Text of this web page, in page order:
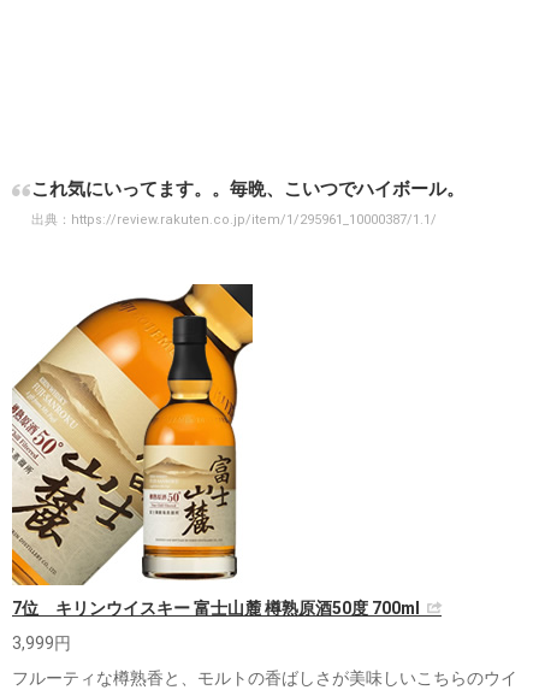
これ気にいってます。。毎晩、こいつでハイボール。
出典： https://review.rakuten.co.jp/item/1/295961_10000387/1.1/
7位 キリンウイスキー 富士山麓 樽熟原酒50度 700ml
3,999円
フルーティな樽熟香と、モルトの香ばしさが美味しいこちらのウイ